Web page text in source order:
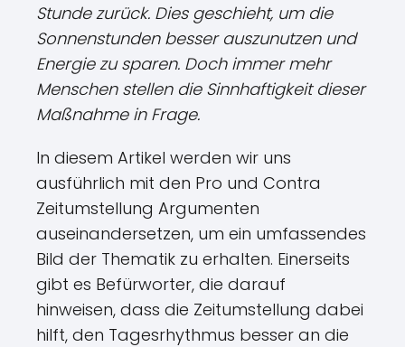
Stunde zurück. Dies geschieht, um die
Sonnenstunden besser auszunutzen und
Energie zu sparen. Doch immer mehr
Menschen stellen die Sinnhaftigkeit dieser
Maßnahme in Frage.
In diesem Artikel werden wir uns
ausführlich mit den Pro und Contra
Zeitumstellung Argumenten
auseinandersetzen, um ein umfassendes
Bild der Thematik zu erhalten. Einerseits
gibt es Befürworter, die darauf
hinweisen, dass die Zeitumstellung dabei
hilft, den Tagesrhythmus besser an die